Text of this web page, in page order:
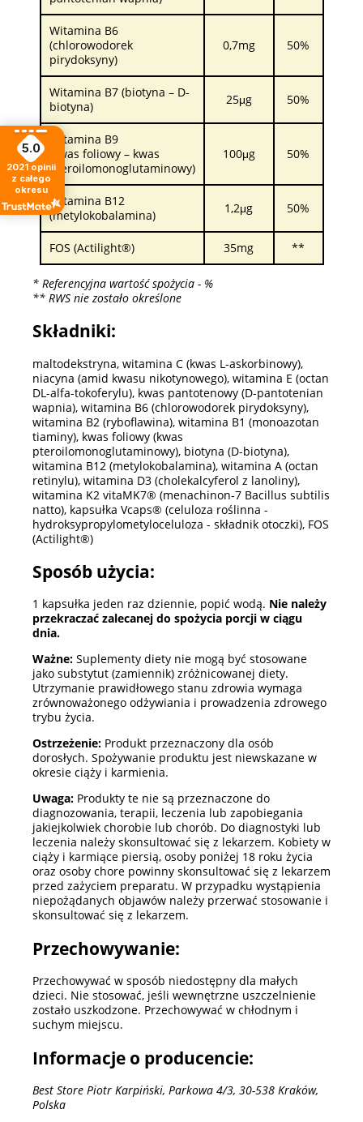
Witamina B6
(chlorowodorek
pirydoksyny)
0,7mg 50%
Witamina B7 (biotyna – D-
biotyna)
25μg 50%
Witamina B9
(kwas foliowy – kwas
pteroilomonoglutaminowy)
100μg 50%
Witamina B12
(metylokobalamina)
1,2μg 50%
FOS (Actilight®) 35mg **
* Referencyjna wartość spożycia - %
** RWS nie zostało określone
Składniki:
maltodekstryna, witamina C (kwas L-askorbinowy),
niacyna (amid kwasu nikotynowego), witamina E (octan
DL-alfa-tokoferylu), kwas pantotenowy (D-pantotenian
wapnia), witamina B6 (chlorowodorek pirydoksyny),
witamina B2 (ryboflawina), witamina B1 (monoazotan
tiaminy), kwas foliowy (kwas
pteroilomonoglutaminowy), biotyna (D-biotyna),
witamina B12 (metylokobalamina), witamina A (octan
retinylu), witamina D3 (cholekalcyferol z lanoliny),
witamina K2 vitaMK7® (menachinon-7 Bacillus subtilis
natto), kapsułka Vcaps® (celuloza roślinna -
hydroksypropylometyloceluloza - składnik otoczki), FOS
(Actilight®)
Sposób użycia:
1 kapsułka jeden raz dziennie, popić wodą. Nie należy
przekraczać zalecanej do spożycia porcji w ciągu
dnia.
Ważne: Suplementy diety nie mogą być stosowane
jako substytut (zamiennik) zróżnicowanej diety.
Utrzymanie prawidłowego stanu zdrowia wymaga
zrównoważonego odżywiania i prowadzenia zdrowego
trybu życia.
Ostrzeżenie: Produkt przeznaczony dla osób
dorosłych. Spożywanie produktu jest niewskazane w
okresie ciąży i karmienia.
Uwaga: Produkty te nie są przeznaczone do
diagnozowania, terapii, leczenia lub zapobiegania
jakiejkolwiek chorobie lub chorób. Do diagnostyki lub
leczenia należy skonsultować się z lekarzem. Kobiety w
ciąży i karmiące piersią, osoby poniżej 18 roku życia
oraz osoby chore powinny skonsultować się z lekarzem
przed zażyciem preparatu. W przypadku wystąpienia
niepożądanych objawów należy przerwać stosowanie i
skonsultować się z lekarzem.
Przechowywanie:
Przechowywać w sposób niedostępny dla małych
dzieci. Nie stosować, jeśli wewnętrzne uszczelnienie
zostało uszkodzone. Przechowywać w chłodnym i
suchym miejscu.
Informacje o producencie:
Best Store Piotr Karpiński, Parkowa 4/3, 30-538 Kraków,
Polska
5.0
2021 opinii
z całego
okresu